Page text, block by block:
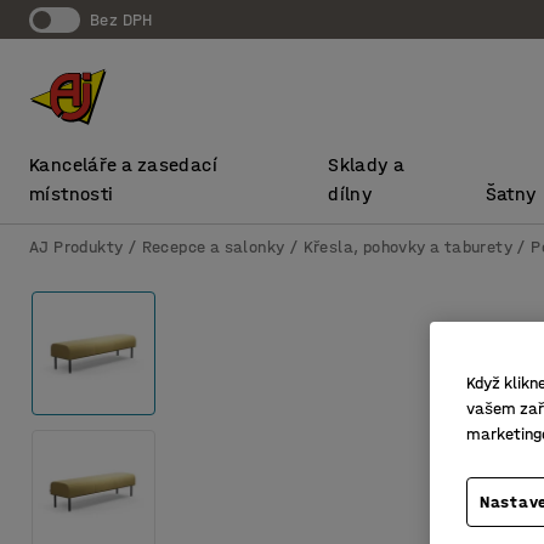
bez DPH
Kanceláře a zasedací
místnosti
Sklady a
dílny
Šatny
AJ Produkty Recepce a salonky Křesla, pohovky a taburety
Když
vašem